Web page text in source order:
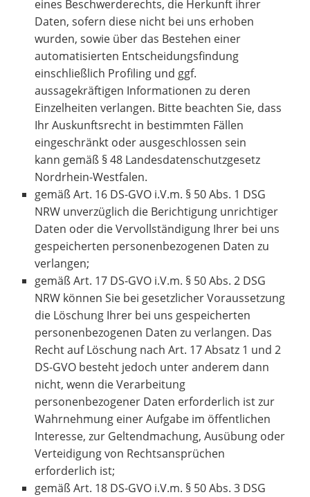
eines Beschwerderechts, die Herkunft ihrer
Daten, sofern diese nicht bei uns erhoben
wurden, sowie über das Bestehen einer
automatisierten Entscheidungsfindung
einschließlich Profiling und ggf.
aussagekräftigen Informationen zu deren
Einzelheiten verlangen. Bitte beachten Sie, dass
Ihr Auskunftsrecht in bestimmten Fällen
eingeschränkt oder ausgeschlossen sein
kann gemäß § 48 Landesdatenschutzgesetz
Nordrhein-Westfalen.
gemäß Art. 16 DS-GVO i.V.m. § 50 Abs. 1 DSG
NRW unverzüglich die Berichtigung unrichtiger
Daten oder die Vervollständigung Ihrer bei uns
gespeicherten personenbezogenen Daten zu
verlangen;
gemäß Art. 17 DS-GVO i.V.m. § 50 Abs. 2 DSG
NRW können Sie bei gesetzlicher Voraussetzung
die Löschung Ihrer bei uns gespeicherten
personenbezogenen Daten zu verlangen. Das
Recht auf Löschung nach Art. 17 Absatz 1 und 2
DS-GVO besteht jedoch unter anderem dann
nicht, wenn die Verarbeitung
personenbezogener Daten erforderlich ist zur
Wahrnehmung einer Aufgabe im öffentlichen
Interesse, zur Geltendmachung, Ausübung oder
Verteidigung von Rechtsansprüchen
erforderlich ist;
gemäß Art. 18 DS-GVO i.V.m. § 50 Abs. 3 DSG